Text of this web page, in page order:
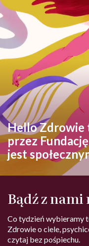
Hello Zdrowie
przez
jest
Bądź z nami
Co tydzień wybieramy
Zdrowie o ciele,
czytaj bez pośpiechu.